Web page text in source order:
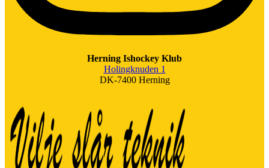
Herning Ishockey Klub
Holingknuden 1
DK-7400 Herning